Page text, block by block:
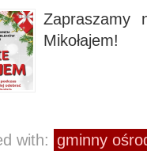
Zapraszamy
Mikołajem!
with: gminny